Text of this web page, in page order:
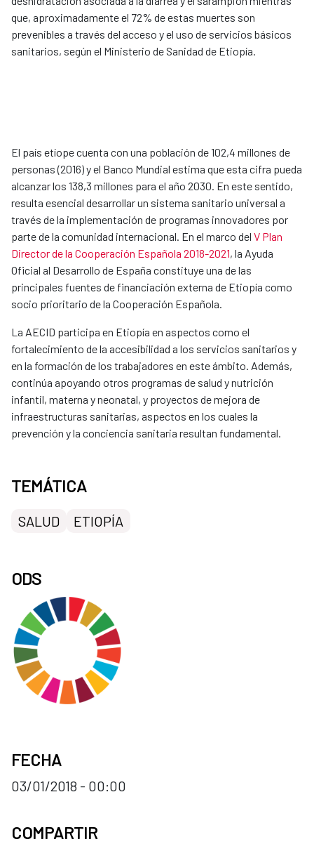
que, aproximadamente el 72% de estas muertes son
prevenibles a través del acceso y el uso de servicios básicos
sanitarios, según el Ministerio de Sanidad de Etiopía.
El país etíope cuenta con una población de 102,4 millones de
personas (2016) y el Banco Mundial estima que esta cifra pueda
alcanzar los 138,3 millones para el año 2030. En este sentido,
resulta esencial desarrollar un sistema sanitario universal a
través de la implementación de programas innovadores por
parte de la comunidad internacional. En el marco del V Plan
Director de la Cooperación Española 2018-2021, la Ayuda
Oficial al Desarrollo de España constituye una de las
principales fuentes de financiación externa de Etiopía como
socio prioritario de la Cooperación Española.
La AECID participa en Etiopía en aspectos como el
fortalecimiento de la accesibilidad a los servicios sanitarios y
en la formación de los trabajadores en este ámbito. Además,
continúa apoyando otros programas de salud y nutrición
infantil, materna y neonatal, y proyectos de mejora de
infraestructuras sanitarias, aspectos en los cuales la
prevención y la conciencia sanitaria resultan fundamental.​
TEMÁTICA
SALUD ETIOPÍA
ODS
FECHA
03/01/2018 - 00:00
COMPARTIR